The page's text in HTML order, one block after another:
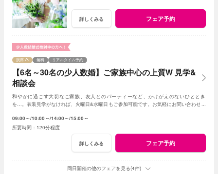
詳しくみる フェア予約
【6名～30名の少人数婚】ご家族中心の上質W 見学&
相談会
残席 無料 リアルタイム予約
和やかに過ごす大切なご家族、友人とのパーティーなど、かけがえのないひととき
を…。衣装見学がなければ、火曜日&水曜日もご参加可能です。お気軽にお問い合わせく
09:00～ 10:00～ 14:00～ 15:00～
120分程度
詳しくみる フェア予約
同日開催の他のフェアを見る(4件)